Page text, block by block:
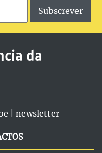
Subscrever
da
newsletter